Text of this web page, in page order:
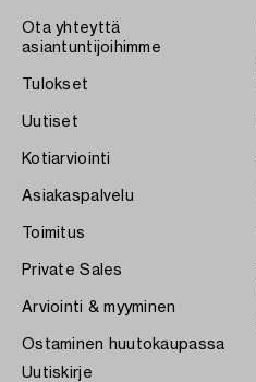
Ota yhteyttä
asiantuntijoihimme
Tulokset
Uutiset
Kotiarviointi
Asiakaspalvelu
Toimitus
Private Sales
Arviointi & myyminen
Ostaminen huutokaupassa
Uutiskirje